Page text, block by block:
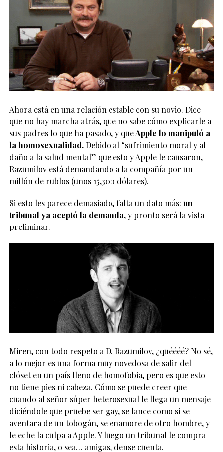
Ahora está en una relación estable con su novio. Dice
que no hay marcha atrás, que no sabe cómo explicarle a
sus padres lo que ha pasado, y queApple lo manipuló a
la homosexualidad.Debido al “sufrimiento moral y al
daño a la salud mental” que esto y Apple le causaron,
Razumilov está demandando a la compañía por un
millón de rublos (unos 15,300 dólares).
Si esto les parece demasiado, falta un dato más: un
tribunal ya aceptó la demanda,y pronto será la vista
preliminar.
Miren, con todo respeto a D. Razumilov, ¿quéééé? No sé,
a lo mejor es una forma muy novedosa de salir del
clóset en un país lleno de homofobia, pero es que esto
no tiene pies ni cabeza. Cómo se puede creer que
cuando al señor súper heterosexual le llega un mensaje
diciéndole que pruebe ser gay, se lance como si se
aventara de un tobogán, se enamore de otro hombre, y
le eche la culpa a Apple. Y luego un tribunal le compra
esta historia, o sea… amigas, dense cuenta.